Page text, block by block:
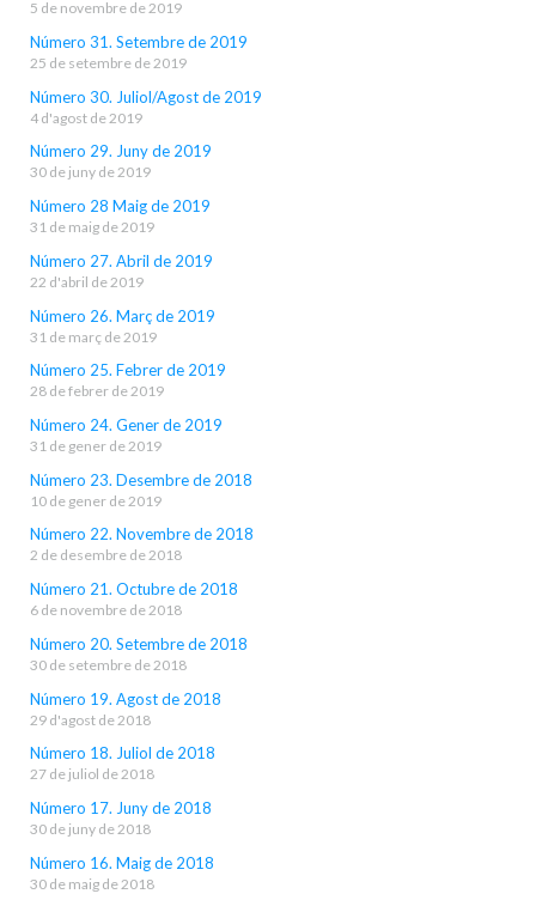
5 de novembre de 2019
Número 31. Setembre de 2019
25 de setembre de 2019
Número 30. Juliol/Agost de 2019
4 d'agost de 2019
Número 29. Juny de 2019
30 de juny de 2019
Número 28 Maig de 2019
31 de maig de 2019
Número 27. Abril de 2019
22 d'abril de 2019
Número 26. Març de 2019
31 de març de 2019
Número 25. Febrer de 2019
28 de febrer de 2019
Número 24. Gener de 2019
31 de gener de 2019
Número 23. Desembre de 2018
10 de gener de 2019
Número 22. Novembre de 2018
2 de desembre de 2018
Número 21. Octubre de 2018
6 de novembre de 2018
Número 20. Setembre de 2018
30 de setembre de 2018
Número 19. Agost de 2018
29 d'agost de 2018
Número 18. Juliol de 2018
27 de juliol de 2018
Número 17. Juny de 2018
30 de juny de 2018
Número 16. Maig de 2018
30 de maig de 2018